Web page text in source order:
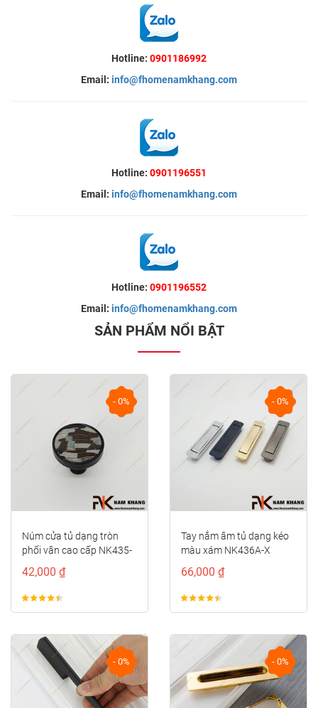
Hotline: 0901186992
Email: info@fhomenamkhang.com
Hotline: 0901196551
Email: info@fhomenamkhang.com
Hotline: 0901196552
Email: info@fhomenamkhang.com
SẢN PHẨM NỔI BẬT
- 0%
Núm cửa tủ dạng tròn
phối vân cao cấp NK435-
DXC
42,000 ₫
- 0%
- 0%
Tay nắm âm tủ dạng kéo
màu xám NK436A-X
66,000 ₫
- 0%